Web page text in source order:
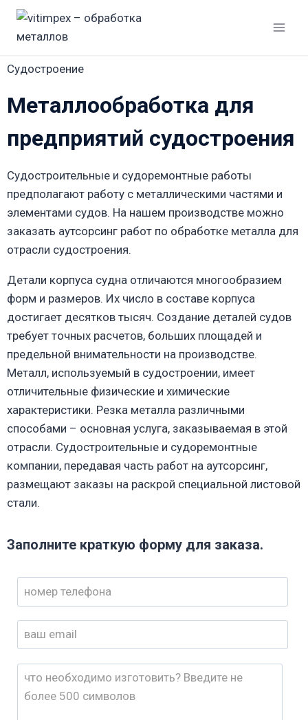
Судостроение
Металлообработка для
предприятий судостроения
Судостроительные и судоремонтные работы
предполагают работу с металлическими частями и
элементами судов. На нашем производстве можно
заказать аутсорсинг работ по обработке металла для
отрасли судостроения.
Детали корпуса судна отличаются многообразием
форм и размеров. Их число в составе корпуса
достигает десятков тысяч. Создание деталей судов
требует точных расчетов, больших площадей и
предельной внимательности на производстве.
Металл, используемый в судостроении, имеет
отличительные физические и химические
характеристики. Резка металла различными
способами – основная услуга, заказываемая в этой
отрасли. Судостроительные и судоремонтные
компании, передавая часть работ на аутсорсинг,
размещают заказы на раскрой специальной листовой
стали.
Заполните краткую форму для заказа.